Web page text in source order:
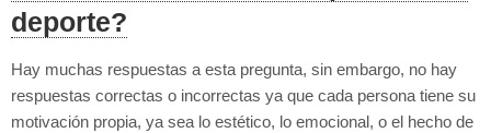
deporte?
Hay muchas respuestas a esta pregunta, sin embargo, no hay
respuestas correctas o incorrectas ya que cada persona tiene su
motivación propia, ya sea lo estético, lo emocional, o el hecho de